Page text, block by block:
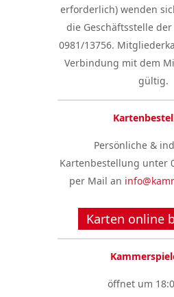
erforderlich) wenden
die Geschäftsstelle
0981/13756.
Verbindung mit dem
gültig.
Persönliche &
Kartenbestellung unter
per Mail an
Karten online
öffnet um